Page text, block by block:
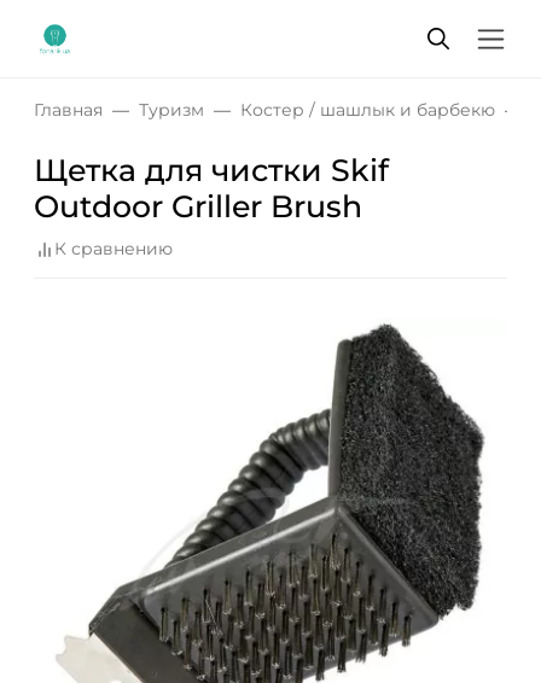
Главная Туризм Костер / шашлык и барбекю
Щетка для чистки Skif
Outdoor Griller Brush
К сравнению